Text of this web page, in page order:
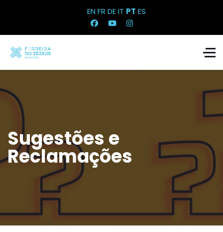
EN FR DEIT PT ES
Sugestões e
Reclamações